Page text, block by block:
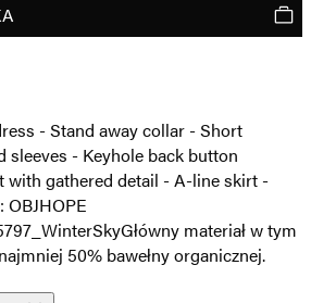
- Stand away collar - Short
- Keyhole back button
with gathered detail - A-line skirt -
OBJHOPE
Główny materiał w tym
50% bawełny organicznej.